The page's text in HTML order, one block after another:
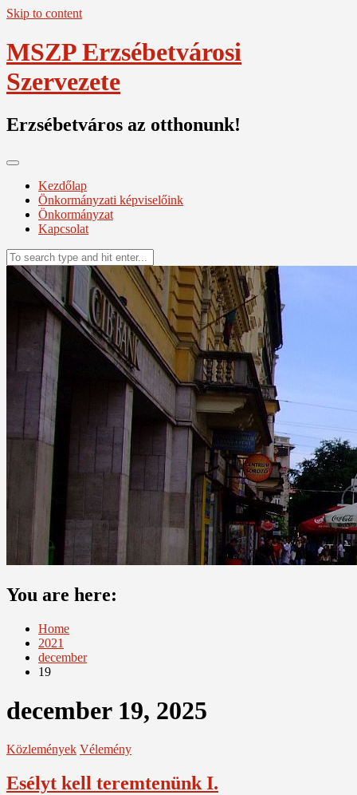
Skip to content
MSZP Erzsébetvárosi
Szervezete
Erzsébetváros az otthonunk!
Kezdőlap
Önkormányzati képviselőink
Önkormányzat
Kapcsolat
You are here:
Home
2021
december
19
december 19, 2025
Közlemények Vélemény
Esélyt kell teremtenünk I.